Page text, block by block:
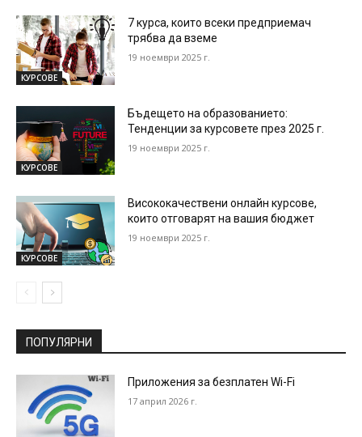
КУРСОВЕ
7 курса, които всеки предприемач
трябва да вземе
19 ноември 2025 г.
КУРСОВЕ
Бъдещето на образованието:
Тенденции за курсовете през 2025 г.
19 ноември 2025 г.
КУРСОВЕ
Висококачествени онлайн курсове,
които отговарят на вашия бюджет
19 ноември 2025 г.
ПОПУЛЯРНИ
Приложения за безплатен Wi-Fi
17 април 2026 г.